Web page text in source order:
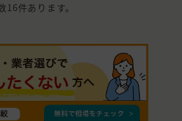
件あります。